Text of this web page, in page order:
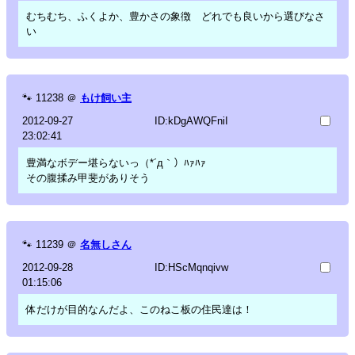
むちむち、ふくよか、豊かさの象徴 どれでも良いから選びなさ
い
🐾 11238 ＠ もけ飼い主
2012-09-27
23:02:41
ID:kDgAWQFniI
豊満なボデー堪らないっ（*´д｀）ﾊｧﾊｧ
その腹揉み甲斐がありそう
🐾 11239 ＠ 名無しさん
2012-09-28
01:15:06
ID:HScMqnqivw
体だけが目的なんだよ、このねこ板の住民達は！